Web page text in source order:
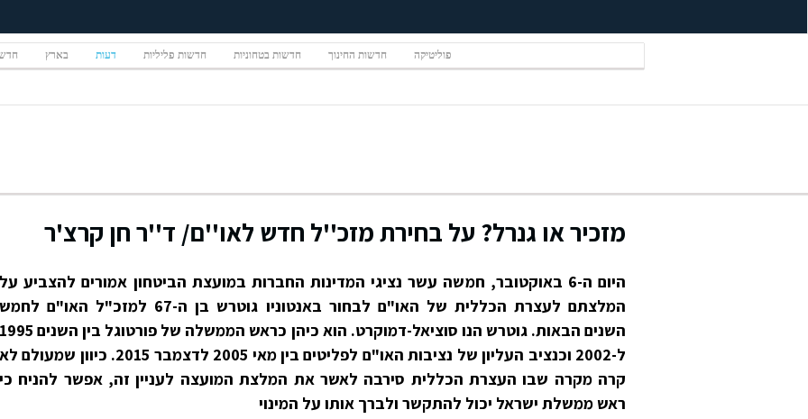
פוליטיקה חדשות החינוך חדשות בטחוניות חדשות פליליות דעות בארץ
מזכיר או גנרל? על בחירת מזכ''ל חדש לאו''ם/ ד''ר חן קרצ'ר
היום ה-6 באוקטובר, חמשה עשר נציגי המדינות החברות במועצת הביטחון אמורים להצביע על
המלצתם לעצרת הכללית של האו"ם לבחור באנטוניו גוטרש בן ה-67 למזכ"ל האו"ם לחמש
השנים הבאות. גוטרש הנו סוציאל-דמוקרט. הוא כיהן כראש הממשלה של פורטוגל בין השנים 1995
ל-2002 וכנציב העליון של נציבות האו"ם לפליטים בין מאי 2005 לדצמבר 2015. כיוון שמעולם לא
קרה מקרה שבו העצרת הכללית סירבה לאשר את המלצת המועצה לעניין זה, אפשר להניח כי
ראש ממשלת ישראל יכול להתקשר ולברך אותו על המינוי